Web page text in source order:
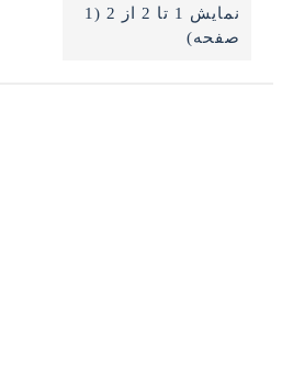
نمایش 1 تا 2 از 2 (1
صفحه)